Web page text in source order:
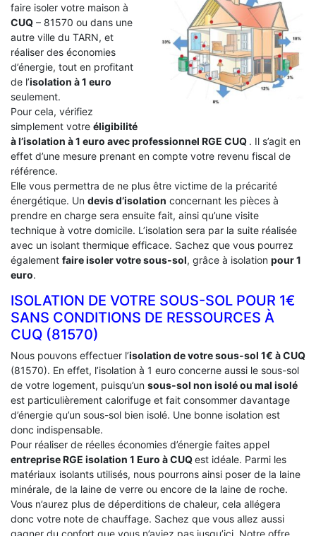
faire isoler votre maison à
CUQ – 81570 ou dans une
autre ville du TARN, et
réaliser des économies
d’énergie, tout en profitant
de l’isolation à 1 euro
seulement.
Pour cela, vérifiez
simplement votre éligibilité
à l’isolation à 1 euro avec professionnel RGE CUQ . Il s’agit en
effet d’une mesure prenant en compte votre revenu fiscal de
référence.
Elle vous permettra de ne plus être victime de la précarité
énergétique. Un devis d’isolation concernant les pièces à
prendre en charge sera ensuite fait, ainsi qu’une visite
technique à votre domicile. L’isolation sera par la suite réalisée
avec un isolant thermique efficace. Sachez que vous pourrez
également faire isoler votre sous-sol, grâce à isolation pour 1
euro.
ISOLATION DE VOTRE SOUS-SOL POUR 1€
SANS CONDITIONS DE RESSOURCES À
‎CUQ (81570)
Nous pouvons effectuer l’isolation de votre sous-sol 1€ à CUQ
(81570). En effet, l’isolation à 1 euro concerne aussi le sous-sol
de votre logement, puisqu’un sous-sol non isolé ou mal isolé
est particulièrement calorifuge et fait consommer davantage
d’énergie qu’un sous-sol bien isolé. Une bonne isolation est
donc indispensable.
Pour réaliser de réelles économies d’énergie faites appel
entreprise RGE isolation 1 Euro à CUQest idéale. Parmi les
matériaux isolants utilisés, nous pourrons ainsi poser de la laine
minérale, de la laine de verre ou encore de la laine de roche.
Vous n’aurez plus de déperditions de chaleur, cela allégera
donc votre note de chauffage. Sachez que vous allez aussi
gagner du confort que vous n’aviez pas jusqu’ici. Notre offre,